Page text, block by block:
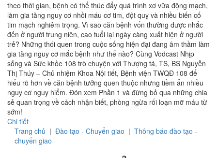
theo thời gian, bệnh có thể thúc đẩy quá trình xơ vữa động mạch,
làm gia tăng nguy cơ nhồi máu cơ tim, đột quỵ và nhiều biến cố
tim mạch nghiêm trọng. Vì sao căn bệnh vốn thường được nhắc
đến ở người trung niên, cao tuổi lại ngày càng xuất hiện ở người
trẻ? Những thói quen trong cuộc sống hiện đại đang âm thầm làm
gia tăng nguy cơ mắc bệnh như thế nào? Cùng Vodcast Nhịp
sống và Sức khỏe 108 trò chuyện với Thượng tá, TS, BS Nguyễn
Thị Thúy – Chủ nhiệm Khoa Nội tiết, Bệnh viện TWQĐ 108 để
hiểu rõ hơn về căn bệnh tưởng quen thuộc nhưng tiềm ẩn nhiều
nguy cơ nguy hiểm. Đón xem Phần 1 và đừng bỏ qua những chia
sẻ quan trọng về cách nhận biết, phòng ngừa rối loạn mỡ máu từ
sớm!
Chi tiết
Trang chủ | Đào tạo - Chuyển giao | Thông báo đào tạo -
chuyển giao